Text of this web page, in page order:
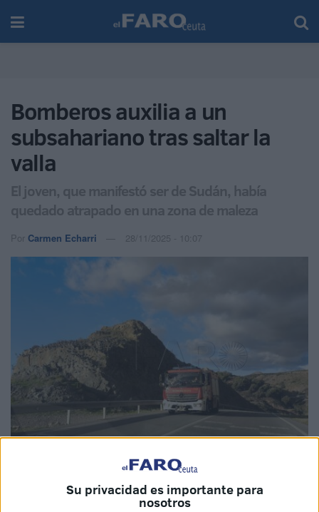
Su privacidad es importante para
nosotros
Bomberos auxilia a un
subsahariano tras saltar la
valla
El joven, que manifestó ser de Sudán, había
quedado atrapado en una zona de maleza
Por Carmen Echarri 28/11/2025 - 10:07